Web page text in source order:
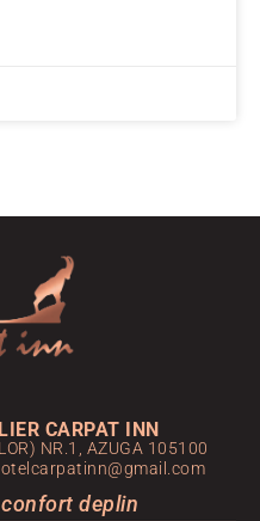
CARPAT INN
NR.1, AZUGA 105100
deplin